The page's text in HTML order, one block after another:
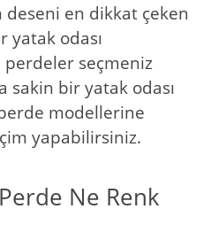
en dikkat çeken
yatak odası
perdeler seçmeniz
sakin bir yatak odası
modellerine
yapabilirsiniz.
Ne Renk